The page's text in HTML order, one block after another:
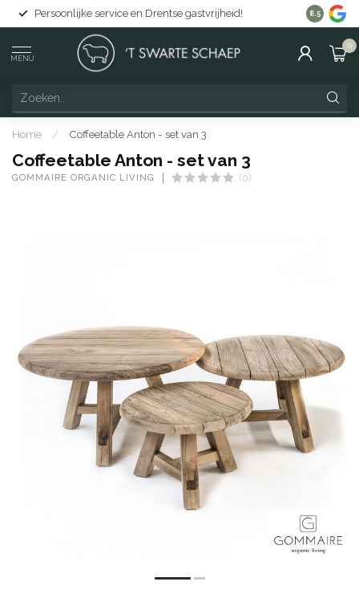
Persoonlijke service en Drentse gastvrijheid! Gratis
8.5
MENU
0
Home / Coffeetable Anton - set van 3
Coffeetable Anton - set van 3
GOMMAIRE ORGANIC LIVING (0)